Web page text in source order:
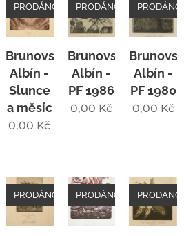
Brunovský
Albín -
Slunce
a měsíc
PRODÁNO
0,00 Kč
Brunovský
Albín -
PF 1986
PRODÁNO
0,00 Kč
Albín -
PF 1980
PRODÁNO
0,00 Kč
PRODÁNO PRODÁNO PRODÁNO